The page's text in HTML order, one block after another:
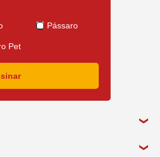
Pássaro
Pet